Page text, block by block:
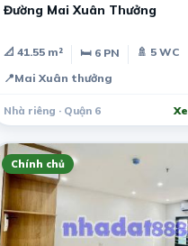
Đường Mai Xuân Thưởng
📐 41.55 m² 🛏 6 PN
🚿 5 WC
📍Mai Xuân thưởng
Nhà riêng · Quận 6
Chính chủ